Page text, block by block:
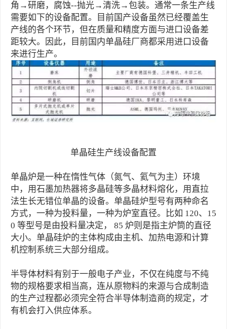
角→研磨，腐蚀--抛光→清洗→包装。通常一条生产线
需要如下的设备配置。目前国产设备虽然已经覆盖生
产线的各个环节，但在质量和精度方面与进口设备差
距较大。因此，目前国内单晶硅厂商都采用进口设备
来进行生产。
单晶硅生产线设备配置
单晶炉是一种在惰性气体（氮气、氦气为主）环境
中，用石墨加热器将多晶硅等多晶材料熔化，用直拉
法生长无错位单晶的设备。单晶硅炉型号有两种命名
方式，一种为投料量，一种为炉室直径。比如 120、15
0 等型号是由投料量决定， 85 炉则是指主炉筒的直径
大小。单晶硅炉的主体构成由主机、加热电源和计算
机控制系统三大部分组成。
半导体材料有别于一般电子产业，不仅在纯度与不纯
物的规格要求相当高，连从原物料的来源与合成制造
的生产过程都必须完全符合半导体制造商的规定，才
有机会打入供应体系。